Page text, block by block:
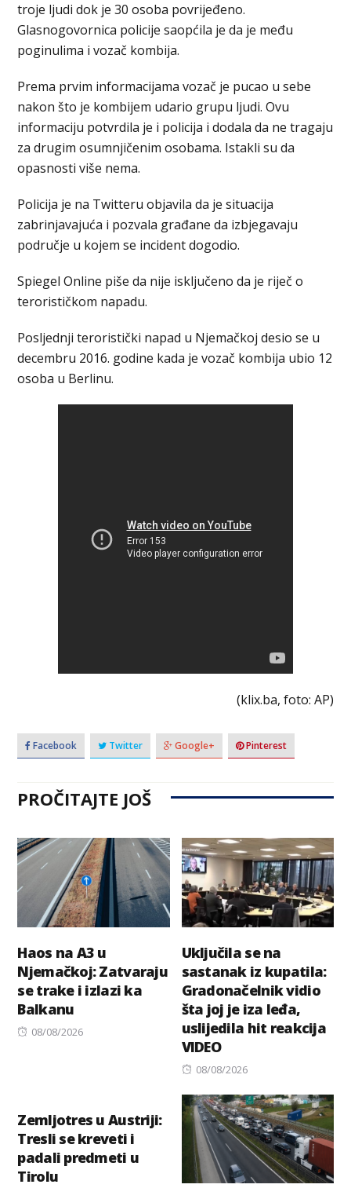
troje ljudi dok je 30 osoba povrijeđeno.
Glasnogovornica policije saopćila je da je među
poginulima i vozač kombija.
Prema prvim informacijama vozač je pucao u sebe
nakon što je kombijem udario grupu ljudi. Ovu
informaciju potvrdila je i policija i dodala da ne tragaju
za drugim osumnjičenim osobama. Istakli su da
opasnosti više nema.
Policija je na Twitteru objavila da je situacija
zabrinjavajuća i pozvala građane da izbjegavaju
područje u kojem se incident dogodio.
Spiegel Online piše da nije isključeno da je riječ o
terorističkom napadu.
Posljednji teroristički napad u Njemačkoj desio se u
decembru 2016. godine kada je vozač kombija ubio 12
osoba u Berlinu.
(klix.ba, foto: AP)
Facebook Twitter Google+ Pinterest
PROČITAJTE JOŠ
Haos na A3 u
Njemačkoj: Zatvaraju
se trake i izlazi ka
Balkanu
Posted
08/08/2026
Uključila se na
sastanak iz kupatila:
Gradonačelnik vidio
šta joj je iza leđa,
uslijedila hit reakcija
VIDEO
Posted
08/08/2026
Zemljotres u Austriji:
Tresli se kreveti i
padali predmeti u
Tirolu